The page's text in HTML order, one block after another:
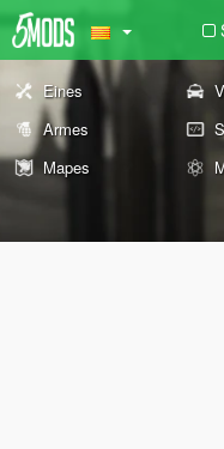
Eines
Armes
Mapes